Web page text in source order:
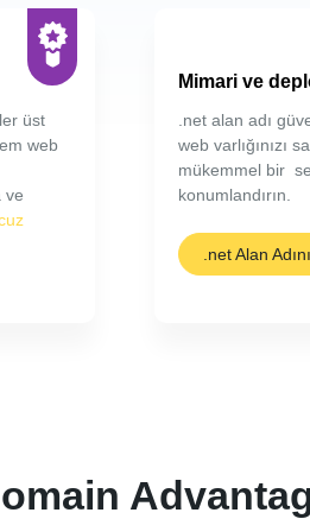
üst
web
ve
Mimari ve
.net alan adı
web varlığınızı
mükemmel bir
konumlandırın.
.net Alan